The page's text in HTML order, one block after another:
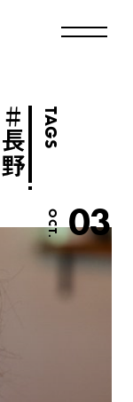
TAGS
＃
長野
OCT. 03